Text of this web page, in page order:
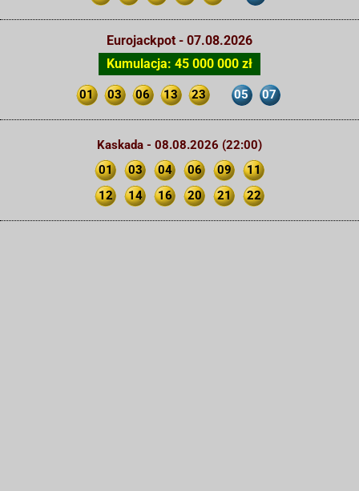
Eurojackpot - 07.08.2026
Kumulacja: 45 000 000 zł
01 03 06 13 23 05 07
Kaskada - 08.08.2026 (22:00)
01
03 04 06 09
11
12
14 16 20 21 22